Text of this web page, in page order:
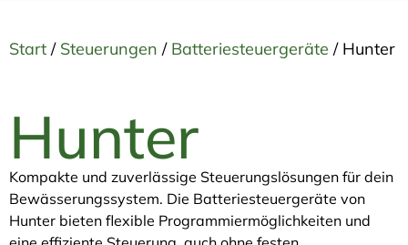
Start / Steuerungen / Batteriesteuergeräte / Hunter
Hunter
Kompakte und zuverlässige Steuerungslösungen für dein
Bewässerungssystem. Die Batteriesteuergeräte von
Hunter bieten flexible Programmiermöglichkeiten und